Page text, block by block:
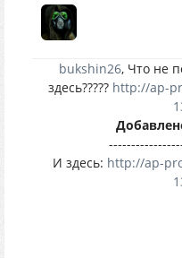
bukshin26, Что не
здесь????? http://ap-
И здесь: http://ap-